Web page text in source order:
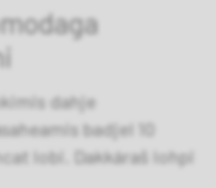
dahje
badjel 10
lobi. Dakkáraš lohpi